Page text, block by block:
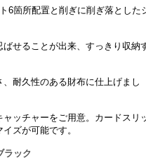
6箇所配置と削ぎに削ぎ落とした
せることが出来、すっきり収納
耐久性のある財布に仕上げまし
ッチャーをご用意。カードスリ
ズが可能です。
ラック